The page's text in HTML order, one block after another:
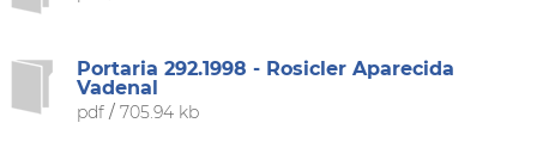
Portaria 292.1998 - Rosicler Aparecida
Vadenal
pdf/ 705.94 kb